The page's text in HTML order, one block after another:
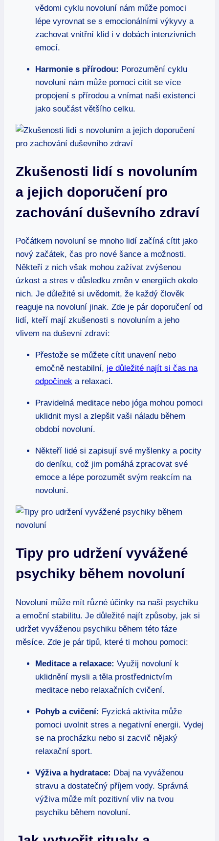
vědomi cyklu novoluní nám může pomoci
lépe vyrovnat se s emocionálními výkyvy a
zachovat vnitřní klid i v dobách intenzivních
emocí.
Harmonie s přírodou: Porozumění cyklu
novoluní nám může pomoci cítit se více
propojení s přírodou a vnímat naši existenci
jako součást většího celku.
Zkušenosti lidí s novoluním
a jejich doporučení pro
zachování duševního zdraví
Počátkem novoluní se mnoho lidí začíná cítit jako
nový začátek, čas pro nové šance a možnosti.
Někteří z nich však mohou zažívat zvýšenou
úzkost a stres v důsledku změn v energiích okolo
nich. Je důležité si uvědomit, že každý člověk
reaguje na novoluní jinak. Zde je pár doporučení od
lidí, kteří mají zkušenosti s novoluním a jeho
vlivem na duševní zdraví:
Přestože se můžete cítit unavení nebo
emočně nestabilní, je důležité najít si čas na
odpočinek a relaxaci.
Pravidelná meditace nebo jóga mohou pomoci
uklidnit mysl a zlepšit vaši náladu během
období novoluní.
Někteří lidé si zapisují své myšlenky a pocity
do deníku, což jim pomáhá zpracovat své
emoce a lépe porozumět svým reakcím na
novoluní.
Tipy pro udržení vyvážené
psychiky během novoluní
Novoluní může mít různé účinky na naši psychiku
a emoční stabilitu. Je důležité najít způsoby, jak si
udržet vyváženou psychiku během této fáze
měsíce. Zde je pár tipů, které ti mohou pomoci:
Meditace a relaxace: Využij novoluní k
uklidnění mysli a těla prostřednictvím
meditace nebo relaxačních cvičení.
Pohyb a cvičení: Fyzická aktivita může
pomoci uvolnit stres a negativní energii. Vydej
se na procházku nebo si zacvič nějaký
relaxační sport.
Výživa a hydratace: Dbaj na vyváženou
stravu a dostatečný příjem vody. Správná
výživa může mít pozitivní vliv na tvou
psychiku během novoluní.